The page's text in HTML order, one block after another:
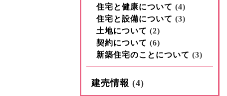
住宅と健康について (4)
住宅と設備について (3)
土地について (2)
契約について (6)
新築住宅のことについて (3)
建売情報 (4)